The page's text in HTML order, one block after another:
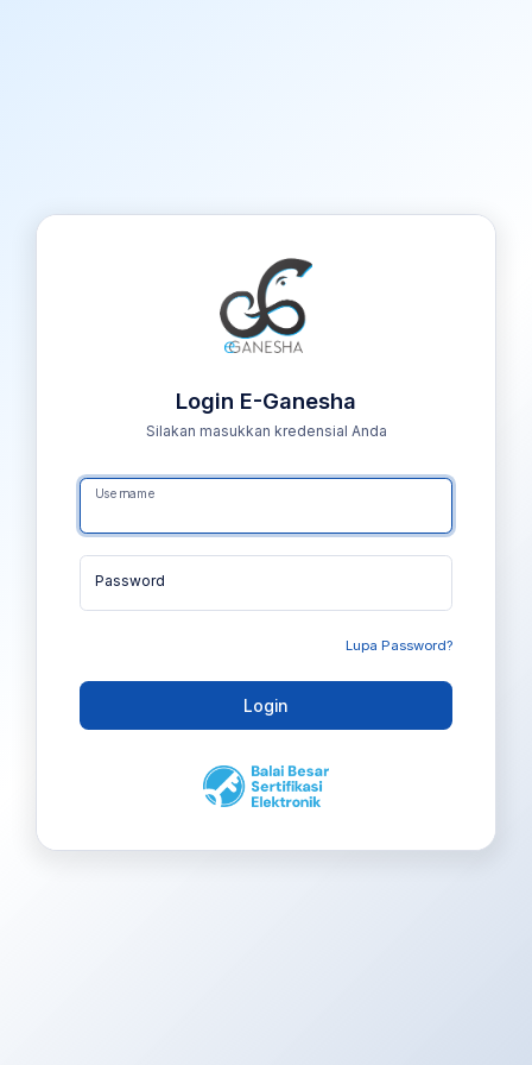
Login E-Ganesha
Silakan masukkan kredensial Anda
Username
Password
Lupa Password?
Login